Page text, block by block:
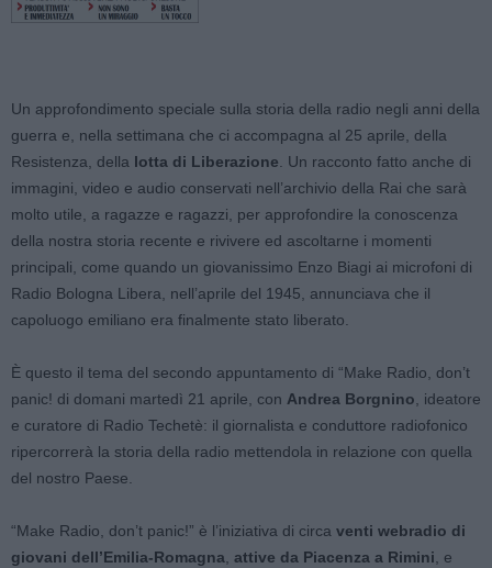
Un approfondimento speciale sulla storia della radio negli anni della
guerra e, nella settimana che ci accompagna al 25 aprile, della
Resistenza, della lotta di Liberazione . Un racconto fatto anche di
immagini, video e audio conservati nell’archivio della Rai che sarà
molto utile, a ragazze e ragazzi, per approfondire la conoscenza
della nostra storia recente e rivivere ed ascoltarne i momenti
principali, come quando un giovanissimo Enzo Biagi ai microfoni di
Radio Bologna Libera, nell’aprile del 1945, annunciava che il
capoluogo emiliano era finalmente stato liberato.
È questo il tema del secondo appuntamento di “Make Radio, don’t
panic! di domani martedì 21 aprile, con Andrea Borgnino , ideatore
e curatore di Radio Techetè: il giornalista e conduttore radiofonico
ripercorrerà la storia della radio mettendola in relazione con quella
del nostro Paese.
“Make Radio, don’t panic!” è l’iniziativa di circa venti webradio di
giovani dell’Emilia-Romagna attive da Piacenza a Rimini , e